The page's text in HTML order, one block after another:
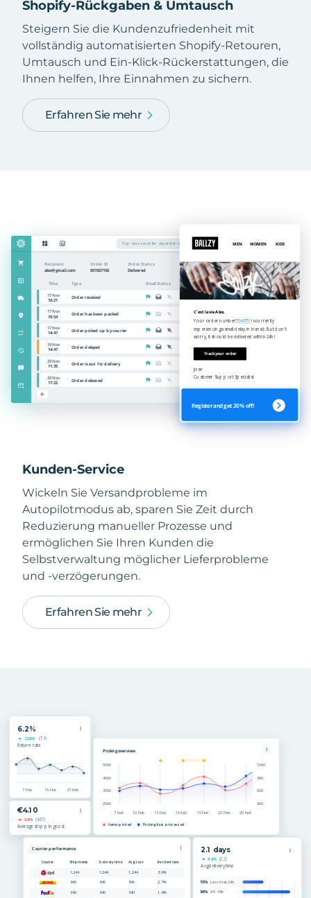
Shopify-Rückgaben & Umtausch
Steigern Sie die Kundenzufriedenheit mit
vollständig automatisierten Shopify-Retouren,
Umtausch und Ein-Klick-Rückerstattungen, die
Ihnen helfen, Ihre Einnahmen zu sichern.
Erfahren Sie mehr
Kunden-Service
Wickeln Sie Versandprobleme im
Autopilotmodus ab, sparen Sie Zeit durch
Reduzierung manueller Prozesse und
ermöglichen Sie Ihren Kunden die
Selbstverwaltung möglicher Lieferprobleme
und -verzögerungen.
Erfahren Sie mehr